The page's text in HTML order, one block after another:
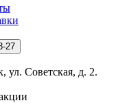
27
ул. Советская, д. 2.